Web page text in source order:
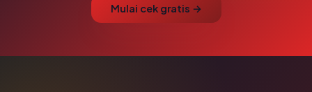
Mulai cek gratis →